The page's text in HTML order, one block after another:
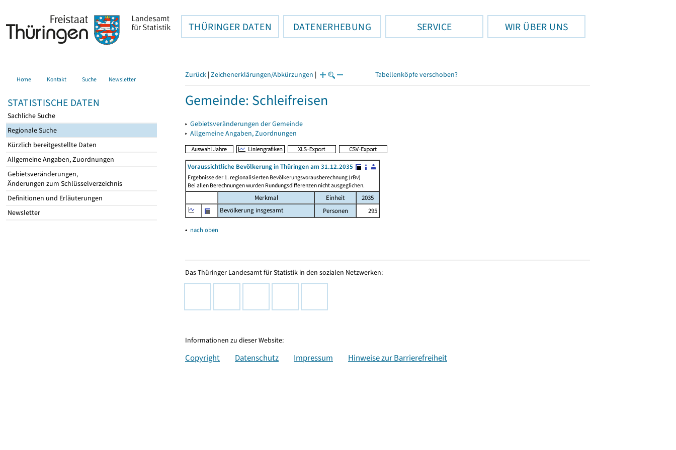
THÜRINGER DATEN DATENERHEBUNG SERVICE WIR ÜBER UNS
Home Kontakt Suche Newsletter
STATISTISCHE DATEN
Sachliche Suche
Regionale Suche
Kürzlich bereitgestellte Daten
Allgemeine Angaben, Zuordnungen
Gebietsveränderungen,
Änderungen zum Schlüsselverzeichnis
Definitionen und Erläuterungen
Newsletter
Zurück | Zeichenerklärungen/Abkürzungen | Tabellenköpfe verschoben?
Gemeinde: Schleifreisen
▸ Gebietsveränderungen der Gemeinde
▸ Allgemeine Angaben, Zuordnungen
Voraussichtliche Bevölkerung in Thüringen am 31.12.2035
Ergebnisse der 1. regionalisierten Bevölkerungsvorausberechnung (rBv)
Bei allen Berechnungen wurden Rundungsdifferenzen nicht ausgeglichen.
Merkmal Einheit
2035
Bevölkerung insgesamt
Personen 295
▴ nach oben
Das Thüringer Landesamt für Statistik in den sozialen Netzwerken:
Informationen zu dieser Website:
Copyright Datenschutz Impressum Hinweise zur Barrierefreiheit